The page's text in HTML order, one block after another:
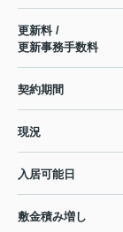
更新料 /
更新事務手数料
契約期間
現況
入居可能日
敷金積み増し